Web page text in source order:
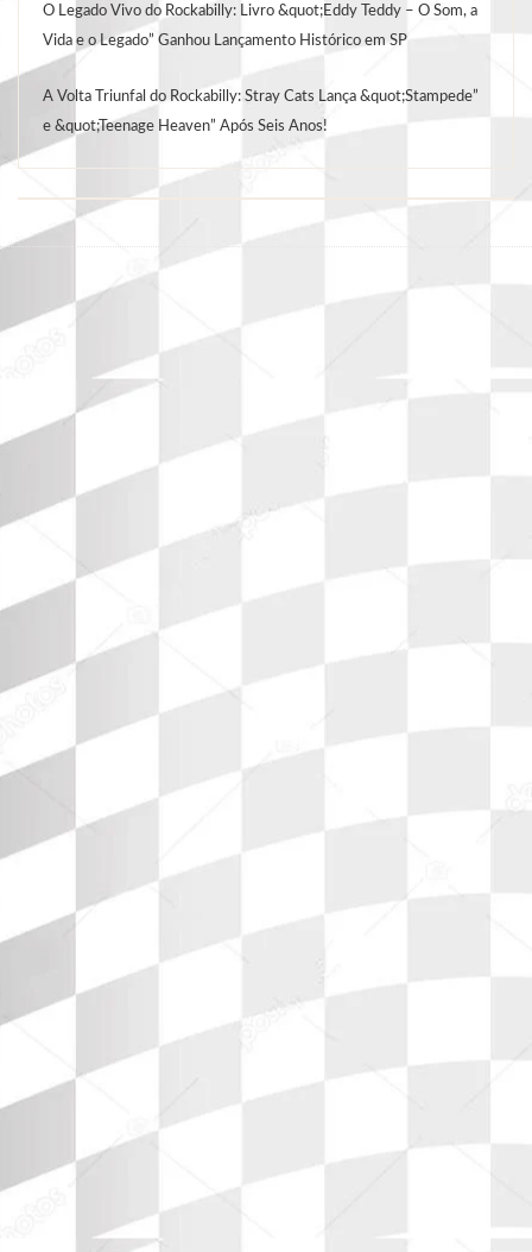
O Legado Vivo do Rockabilly: Livro &quot;Eddy Teddy – O Som, a
Vida e o Legado” Ganhou Lançamento Histórico em SP
A Volta Triunfal do Rockabilly: Stray Cats Lança &quot;Stampede”
e &quot;Teenage Heaven” Após Seis Anos!